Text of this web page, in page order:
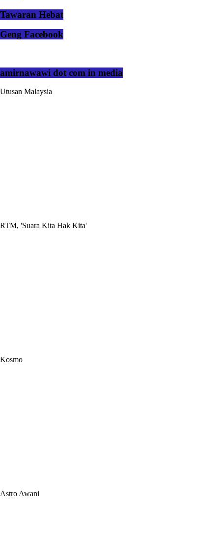
Tawaran Hebat
Geng Facebook
amirnawawi dot com in media
Utusan Malaysia
RTM, 'Suara Kita Hak Kita'
Kosmo
Astro Awani